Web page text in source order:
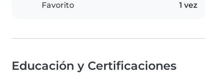
Favorito 1 vez
Educación y Certificaciones